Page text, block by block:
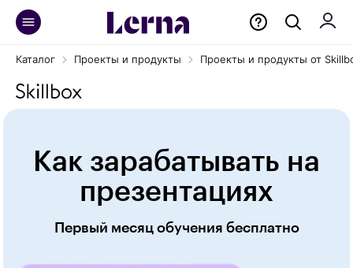
Каталог Проекты и продукты Проекты и продукты от
Как зарабатывать на
презентациях
Первый месяц обучения бесплатно